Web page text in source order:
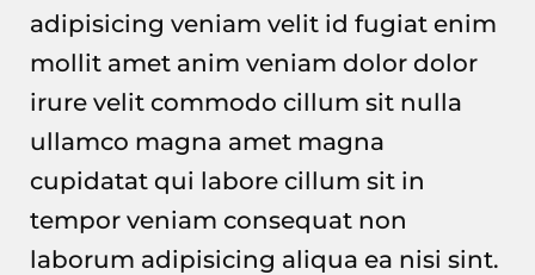
adipisicing veniam velit id fugiat enim
mollit amet anim veniam dolor dolor
irure velit commodo cillum sit nulla
ullamco magna amet magna
cupidatat qui labore cillum sit in
tempor veniam consequat non
laborum adipisicing aliqua ea nisi sint.